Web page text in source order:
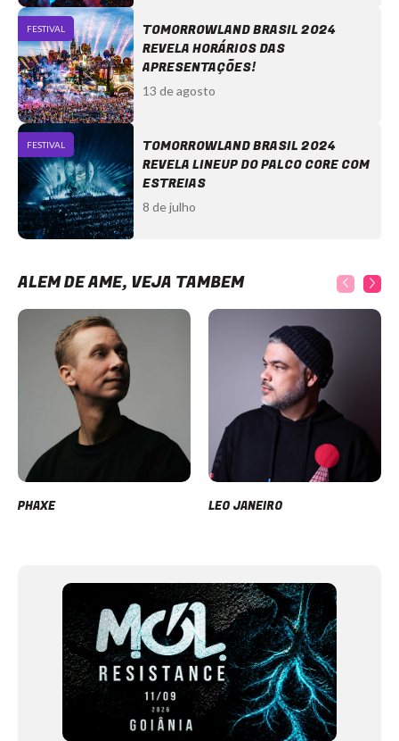
FESTIVAL
TOMORROWLAND BRASIL 2024
REVELA HORÁRIOS DAS
APRESENTAÇÕES!
13 de agosto
FESTIVAL
TOMORROWLAND BRASIL 2024
REVELA LINEUP DO PALCO CORE COM
ESTREIAS
8 de julho
ALÉM DE ÂME, VEJA TAMBÉM
PHAXE LEO JANEIRO